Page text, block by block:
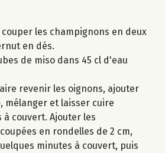
les champignons en deux
en dés.
de miso dans 45 cl d'eau
revenir les oignons, ajouter
mélanger et laisser cuire
couvert. Ajouter les
en rondelles de 2 cm,
minutes à couvert, puis